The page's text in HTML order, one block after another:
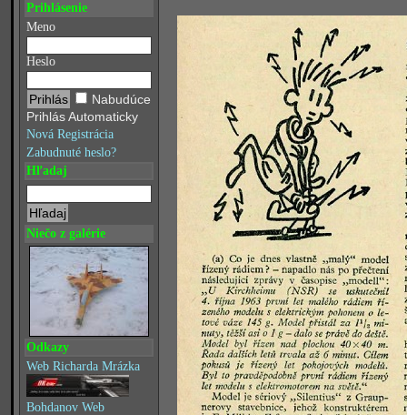
Prihlásenie
Meno
Heslo
Nabudúce
Prihlás Automaticky
Nová Registrácia
Zabudnuté heslo?
Hľadaj
Niečo z galérie
Odkazy
Web Richarda Mrázka
Bohdanov Web